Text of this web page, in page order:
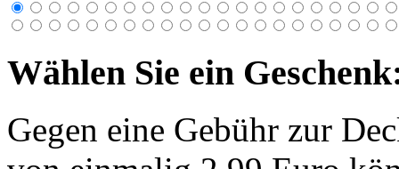
Wählen Sie ein
Gegen eine Gebühr zur